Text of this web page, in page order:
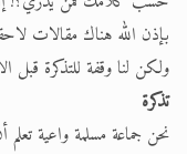
بإذن الله هناك مقالات
ولكن لنا وقفة للتذكرة قبل
تذكرة
نحن جماعة مسلمة واعية